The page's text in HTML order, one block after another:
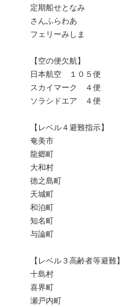
定期船せとなみ
さんふらわあ
フェリーみしま
【空の便欠航】
日本航空 １０５便
スカイマーク ４便
ソラシドエア ４便
【レベル４避難指示】
奄美市
龍郷町
大和村
徳之島町
天城町
和泊町
知名町
与論町
【レベル３高齢者等避難】
十島村
喜界町
瀬戸内町